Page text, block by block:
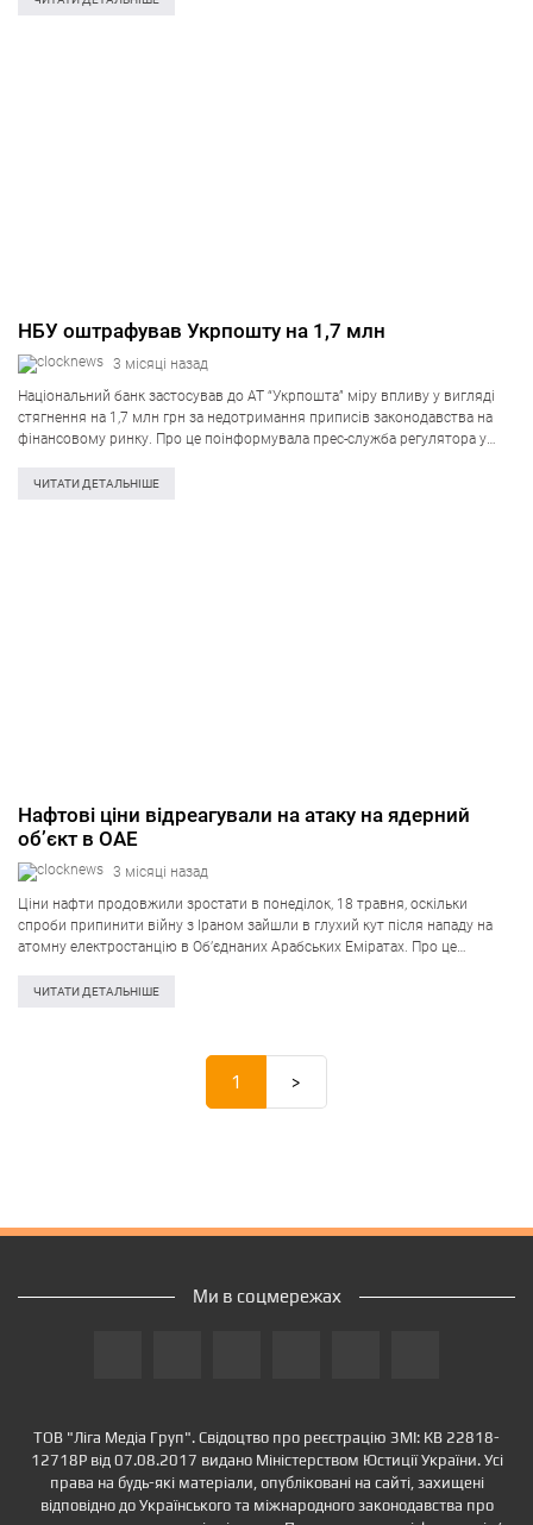
НБУ оштрафував Укрпошту на 1,7 млн
3 місяці назад
Національний банк застосував до АТ “Укрпошта” міру впливу у вигляді
стягнення на 1,7 млн ​​грн за недотримання приписів законодавства на
фінансовому ринку. Про це поінформувала прес-служба регулятора у
регулювання діяльності…
ЧИТАТИ ДЕТАЛЬНІШЕ
Нафтові ціни відреагували на атаку на ядерний
об’єкт в ОАЕ
3 місяці назад
Ціни нафти продовжили зростати в понеділок, 18 травня, оскільки
спроби припинити війну з Іраном зайшли в глухий кут після нападу на
атомну електростанцію в Об’єднаних Арабських Еміратах. Про це
або…
ЧИТАТИ ДЕТАЛЬНІШЕ
1 >
ТОВ "Ліга Медіа Груп". Свідоцтво про реєстрацію ЗМІ: КВ 22818-
12718Р від 07.08.2017 видано Міністерством Юстиції України. Усі
права на будь-які матеріали, опубліковані на сайті, захищені
відповідно до Українського та міжнародного законодавства про
Ми в соцмережах